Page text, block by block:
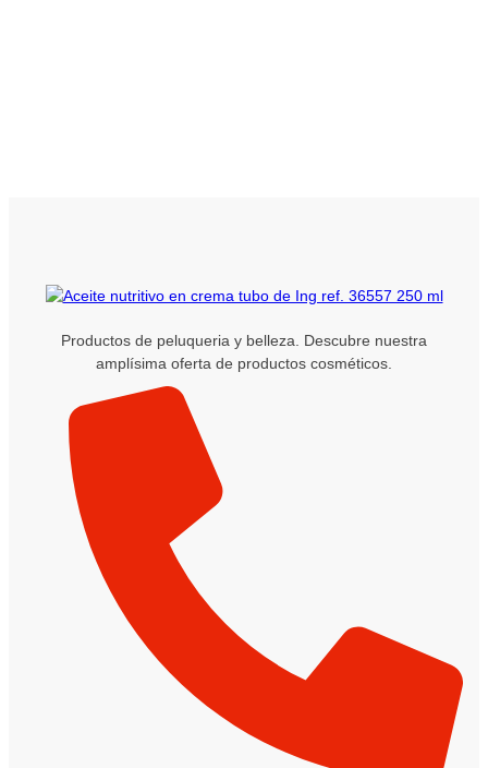
Productos de peluqueria y belleza. Descubre nuestra
amplísima oferta de productos cosméticos.